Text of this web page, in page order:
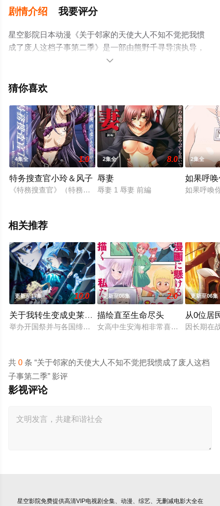
剧情介绍 我要评分
星空影院日本动漫《关于邻家的天使大人不知不觉把我惯
成了废人这档子事第二季》是一部由熊野千寻导演执导，
坂泰斗,石见舞菜香,白石晴香,八代拓等演员精彩演绎的热播
减完整版动漫全集就上星空影视，更多相关信息可移步至

猜你喜欢
4集全 1.0
特务搜查官小玲＆风子
《特務搜查官》（特務捜査官レイ&風子）是日本遊戲社Lilith旗
2集全 8.0
辱妻
辱妻 1 辱妻 前編
2集全
如果呼
如果呼喚
相关推荐
更新至17集 10.0
关于我转生变成史莱姆这档事第四季
举办开国祭并与各国缔结邦交的魔国联邦，开始朝着实现人类与
更新至06集 2.0
描绘直至生命尽头
女高中生安海相非常喜欢看漫画，尤
更新至06集
从0位居
因长期在
共 0条 “关于邻家的天使大人不知不觉把我惯成了废人这档
子事第二季” 影评
影视评论
星空影院免费提供高清VIP电视剧全集、动漫、综艺、无删减电影大全在